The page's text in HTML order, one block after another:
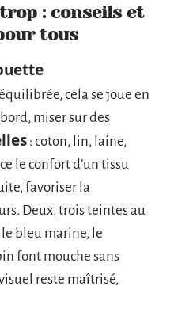
: conseils et
tous
cela se joue en
miser sur des
: coton, lin, laine,
le confort d’un tissu
favoriser la
Deux, trois teintes au
bleu marine, le
font mouche sans
reste maîtrisé,